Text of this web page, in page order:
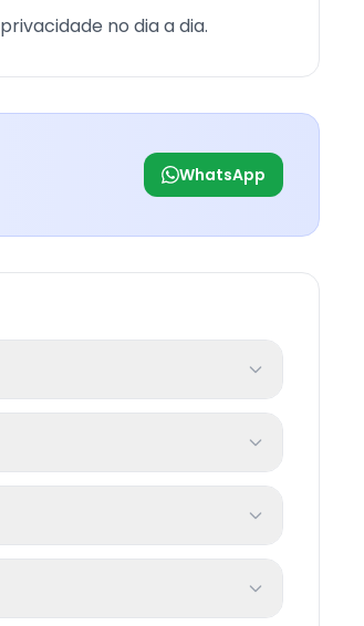
no dia a dia.
WhatsApp